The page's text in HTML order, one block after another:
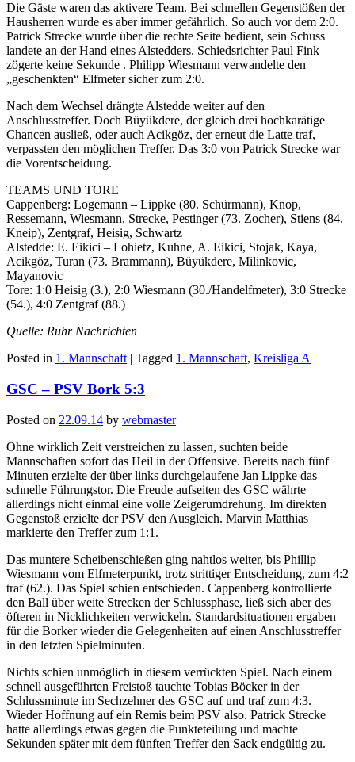
Die Gäste waren das aktivere Team. Bei schnellen Gegenstößen der
Hausherren wurde es aber immer gefährlich. So auch vor dem 2:0.
Patrick Strecke wurde über die rechte Seite bedient, sein Schuss
landete an der Hand eines Alstedders. Schiedsrichter Paul Fink
zögerte keine Sekunde . Philipp Wiesmann verwandelte den
„geschenkten“ Elfmeter sicher zum 2:0.
Nach dem Wechsel drängte Alstedde weiter auf den
Anschlusstreffer. Doch Büyükdere, der gleich drei hochkarätige
Chancen ausließ, oder auch Acikgöz, der erneut die Latte traf,
verpassten den möglichen Treffer. Das 3:0 von Patrick Strecke war
die Vorentscheidung.
TEAMS UND TORE
Cappenberg: Logemann – Lippke (80. Schürmann), Knop,
Ressemann, Wiesmann, Strecke, Pestinger (73. Zocher), Stiens (84.
Kneip), Zentgraf, Heisig, Schwartz
Alstedde: E. Eikici – Lohietz, Kuhne, A. Eikici, Stojak, Kaya,
Acikgöz, Turan (73. Brammann), Büyükdere, Milinkovic,
Mayanovic
Tore: 1:0 Heisig (3.), 2:0 Wiesmann (30./Handelfmeter), 3:0 Strecke
(54.), 4:0 Zentgraf (88.)
Quelle: Ruhr Nachrichten
Posted in 1. Mannschaft | Tagged 1. Mannschaft, Kreisliga A
GSC – PSV Bork 5:3
Posted on 22.09.14 by webmaster
Ohne wirklich Zeit verstreichen zu lassen, suchten beide
Mannschaften sofort das Heil in der Offensive. Bereits nach fünf
Minuten erzielte der über links durchgelaufene Jan Lippke das
schnelle Führungstor. Die Freude aufseiten des GSC währte
allerdings nicht einmal eine volle Zeigerumdrehung. Im direkten
Gegenstoß erzielte der PSV den Ausgleich. Marvin Matthias
markierte den Treffer zum 1:1.
Das muntere Scheibenschießen ging nahtlos weiter, bis Phillip
Wiesmann vom Elfmeterpunkt, trotz strittiger Entscheidung, zum 4:2
traf (62.). Das Spiel schien entschieden. Cappenberg kontrollierte
den Ball über weite Strecken der Schlussphase, ließ sich aber des
öfteren in Nicklichkeiten verwickeln. Standardsituationen ergaben
für die Borker wieder die Gelegenheiten auf einen Anschlusstreffer
in den letzten Spielminuten.
Nichts schien unmöglich in diesem verrückten Spiel. Nach einem
schnell ausgeführten Freistoß tauchte Tobias Böcker in der
Schlussminute im Sechzehner des GSC auf und traf zum 4:3.
Wieder Hoffnung auf ein Remis beim PSV also. Patrick Strecke
hatte allerdings etwas gegen die Punkteteilung und machte
Sekunden später mit dem fünften Treffer den Sack endgültig zu.